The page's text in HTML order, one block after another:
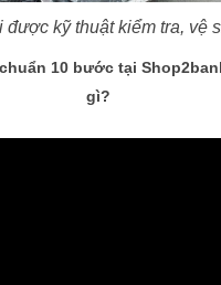
được kỹ thuật kiểm tra, vệ
10 bước tại
gì?